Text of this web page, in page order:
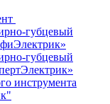
губцевый
губцевый
инструмента